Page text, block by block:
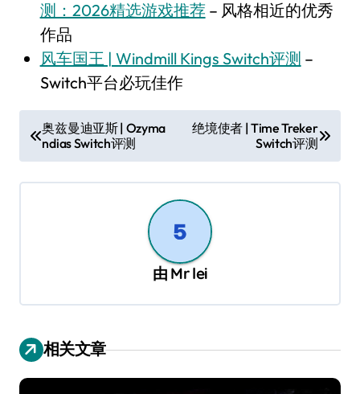
测：2026精选游戏推荐– 风格相近的优秀
作品
风车国王 | Windmill Kings Switch评测 –
Switch平台必玩佳作
章
导
奥兹曼迪亚斯 | Ozyma
ndias Switch评测
绝境使者 | Time Treker
Switch评测
由 Mr lei
相关文章